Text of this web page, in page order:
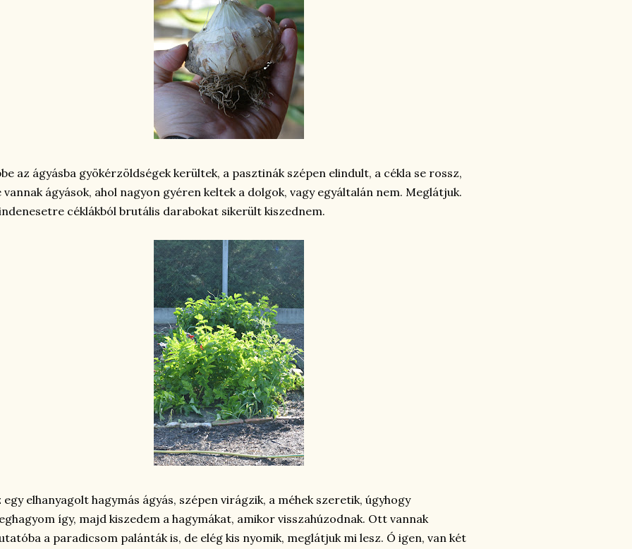
az ágyásba gyökérzöldségek kerültek, a pasztinák szépen elindult, a cékla se rossz,
vannak ágyások, ahol nagyon gyéren keltek a dolgok, vagy egyáltalán nem. Meglátjuk.
céklákból brutális darabokat sikerült kiszednem.
egy elhanyagolt hagymás ágyás, szépen virágzik, a méhek szeretik, úgyhogy
így, majd kiszedem a hagymákat, amikor visszahúzodnak. Ott vannak
a paradicsom palánták is, de elég kis nyomik, meglátjuk mi lesz. Ó igen, van két